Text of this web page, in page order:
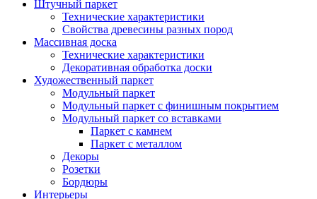
Штучный паркет
Технические характеристики
Свойства древесины разных пород
Массивная доска
Технические характеристики
Декоративная обработка доски
Художественный паркет
Модульный паркет
Модульный паркет с финишным покрытием
Модульный паркет со вставками
Паркет с камнем
Паркет с металлом
Декоры
Розетки
Бордюры
Интерьеры